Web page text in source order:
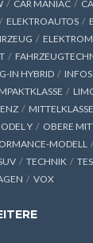
CAR MANIAC
ELEKTROAUTOS
IN HYBRID
INFOS
MITTELKLASSE
Y
OBERE
MODELL
TECHNIK
VOX